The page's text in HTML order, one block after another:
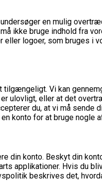
en mulig
ikke bruge indhold fra
logoer, som bruges i
Vi kan
ulovligt, eller at det
du, at vi må sende
konto for at bruge nogle
din konto. Beskyt din
applikationer. Hvis du
beskrives det,